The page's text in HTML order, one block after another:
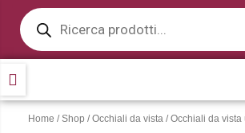
contenuto
Products
search
Home /Shop /Occhiali da vista /Occhiali da vista